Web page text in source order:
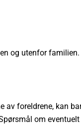
og utenfor
av foreldrene, kan
om